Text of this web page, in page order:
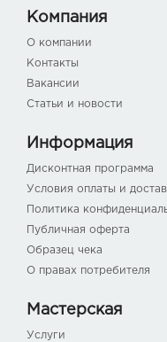
Компания
О компании
Контакты
Вакансии
Статьи и новости
Информация
Дисконтная программа
Условия оплаты и
Политика
Публичная оферта
Образец чека
О правах потребителя
Мастерская
Услуги